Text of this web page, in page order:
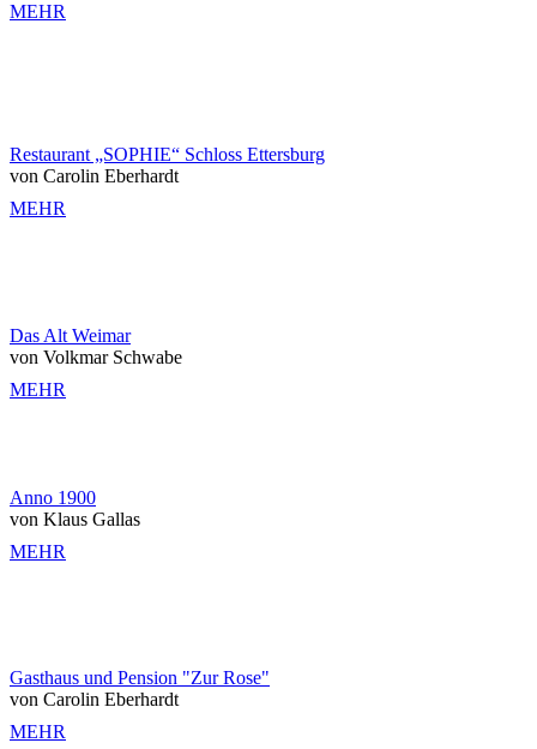
MEHR
Restaurant „SOPHIE“ Schloss Ettersburg
von Carolin Eberhardt
MEHR
Das Alt Weimar
von Volkmar Schwabe
MEHR
Anno 1900
von Klaus Gallas
MEHR
Gasthaus und Pension "Zur Rose"
von Carolin Eberhardt
MEHR